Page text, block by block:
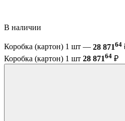
В наличии
Коробка (картон) 1 шт — 28 87164
Коробка (картон) 1 шт 28 87164 ₽